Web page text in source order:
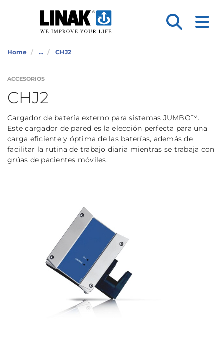
Home ... CHJ2
ACCESORIOS
CHJ2
Cargador de batería externo para sistemas JUMBO™.
Este cargador de pared es la elección perfecta para una
carga eficiente y óptima de las baterías, además de
facilitar la rutina de trabajo diaria mientras se trabaja con
grúas de pacientes móviles.